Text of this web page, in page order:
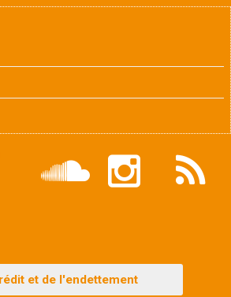
Facebook Soundcloud Instagram
RSS
et de l'endettement